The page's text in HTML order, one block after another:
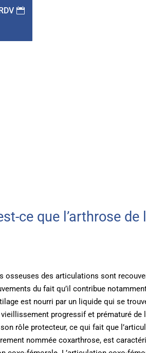
ce que l’arthrose
osseuses des articulations sont
du fait qu’il contribue
est nourri par un liquide qui se
progressif et prématuré
rôle protecteur, ce qui fait que
nommée coxarthrose, est